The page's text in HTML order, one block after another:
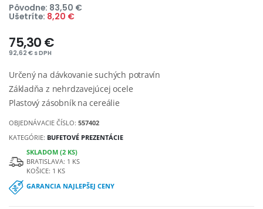
Pôvodne: 83,50 €
Ušetríte: 8,20 €
75,30 €
92,62 € s DPH
Určený na dávkovanie suchých potravín
Základňa z nehrdzavejúcej ocele
Plastový zásobník na cereálie
OBJEDNÁVACIE ČÍSLO:557402
KATEGÓRIE: BUFETOVÉ PREZENTÁCIE
SKLADOM (2 KS)
BRATISLAVA: 1 KS
KOŠICE: 1 KS
GARANCIA NAJLEPŠEJ CENY